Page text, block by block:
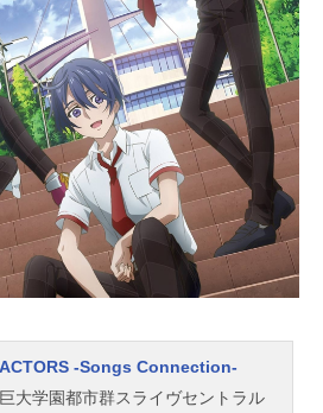
ACTORS -Songs Connection-
巨大学園都市群スライヴセントラル